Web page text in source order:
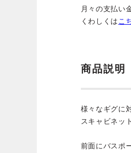
月々の支払い
くわしくは こ
商品説明
様々なギグに
スキャビネッ
前面にバスポ